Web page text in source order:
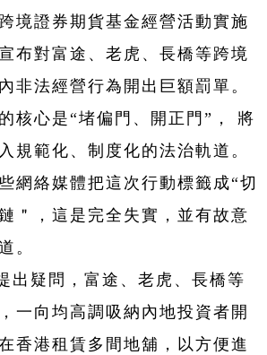
境證券期貨基金經營活動實施
布對富途、老虎、長橋等跨境
非法經營行為開出巨額罰單。
核心是“堵偏門、開正門”， 將
規範化、制度化的法治軌道。
網絡媒體把這次行動標籤成“切
＂，這是完全失實，並有故意
。
出疑問，富途、老虎、長橋等
一向均高調吸納內地投資者開
香港租賃多間地舖，以方便進